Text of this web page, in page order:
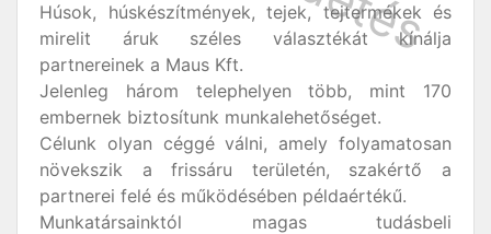
Húsok, húskészítmények, tejek, tejtermékek és
mirelit áruk széles választékát kínálja
partnereinek a Maus Kft.
Jelenleg három telephelyen több, mint 170
embernek biztosítunk munkalehetőséget.
Célunk olyan céggé válni, amely folyamatosan
növekszik a frissáru területén, szakértő a
partnerei felé és működésében példaértékű.
Munkatársainktól magas tudásbeli